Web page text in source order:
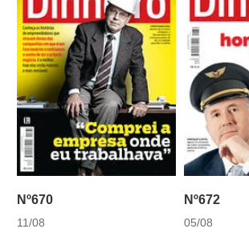
Nº670
11/08
Nº672
05/08